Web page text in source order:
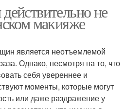
не
макияже
является неотъемлемой
Однако, несмотря на то, что
себя увереннее и
моменты, которые могут
или даже раздражение у